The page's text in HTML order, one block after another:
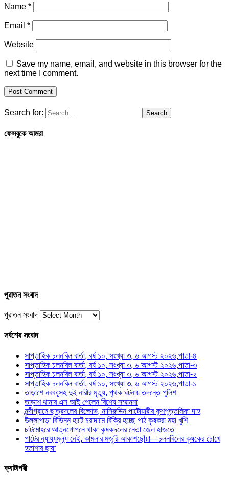
Name *
Email *
Website
Save my name, email, and website in this browser for the
next time I comment.
Search for:
ফেসবুকে আমরা
পুরাতন সংবাদ
পুরাতন সংবাদ
সর্বশেষ সংবাদ
সাপ্তাহিক চলনবিল বার্তা, বর্ষ ১০, সংখ্যা ৩, ৬ আগস্ট ২০২৬,পাতা-৪
সাপ্তাহিক চলনবিল বার্তা, বর্ষ ১০, সংখ্যা ৩, ৬ আগস্ট ২০২৬,পাতা-৩
সাপ্তাহিক চলনবিল বার্তা, বর্ষ ১০, সংখ্যা ৩, ৬ আগস্ট ২০২৬,পাতা-২
সাপ্তাহিক চলনবিল বার্তা, বর্ষ ১০, সংখ্যা ৩, ৬ আগস্ট ২০২৬,পাতা-১
তাড়াশে নববধূসহ দুই নারীর মৃত্যু, পৃথক ঘটনায় তদন্তে পুলিশ
তাড়াশ থানার এস আই পেলেন বিশেষ সম্মাননা
নন্দীগ্রামে ছাত্রদলের বিক্ষোভ, নাসিরুদ্দিন পাটোয়ারীর কুশপুত্তলিকা দাহ
উল্লাপাড়া বিভিন্ন হাটে চরাদামে বিক্রি হচ্ছে পাঠ কৃষকরা মহা খুশি
চাটমোহরে আত্নগোপনে থাকা কৃষকদলের নেতা জেল হাজতে
পাটের ন্যায্যমূল্য নেই, কামলার মজুরি আকাশছোঁয়া—চলনবিলের কৃষকের চোখে
হতাশার ছায়া
ক্যাটাগরী